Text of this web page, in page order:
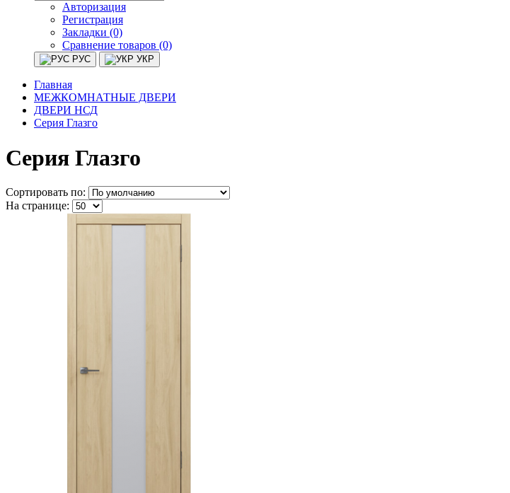
Авторизация
Регистрация
Закладки (0)
Сравнение товаров (0)
РУС УКР
Главная
МЕЖКОМНАТНЫЕ ДВЕРИ
ДВЕРИ НСД
Серия Глазго
Серия Глазго
Сортировать по:
На странице: